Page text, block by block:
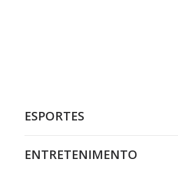
ESPORTES
ENTRETENIMENTO